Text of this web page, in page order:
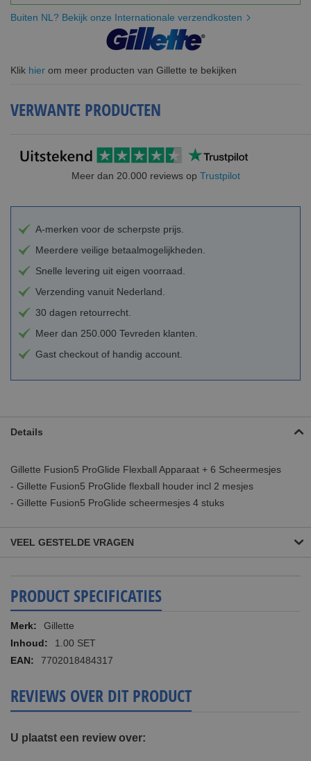
Buiten NL? Bekijk onze Internationale verzendkosten
Klik hier om meer producten van Gillette te bekijken
VERWANTE PRODUCTEN
Meer dan 20.000 reviews op Trustpilot
A-merken voor de scherpste prijs.
Meerdere veilige betaalmogelijkheden.
Snelle levering uit eigen voorraad.
Verzending vanuit Nederland.
30 dagen retourrecht.
Meer dan 250.000 Tevreden klanten.
Gast checkout of handig account.
Details
Gillette Fusion5 ProGlide Flexball Apparaat + 6 Scheermesjes
- Gillette Fusion5 ProGlide flexball houder incl 2 mesjes
- Gillette Fusion5 ProGlide scheermesjes 4 stuks
VEEL GESTELDE VRAGEN
PRODUCT SPECIFICATIES
Meer
informatie
Gillette
1.00 SET
7702018484317
REVIEWS OVER DIT PRODUCT
U plaatst een review over: